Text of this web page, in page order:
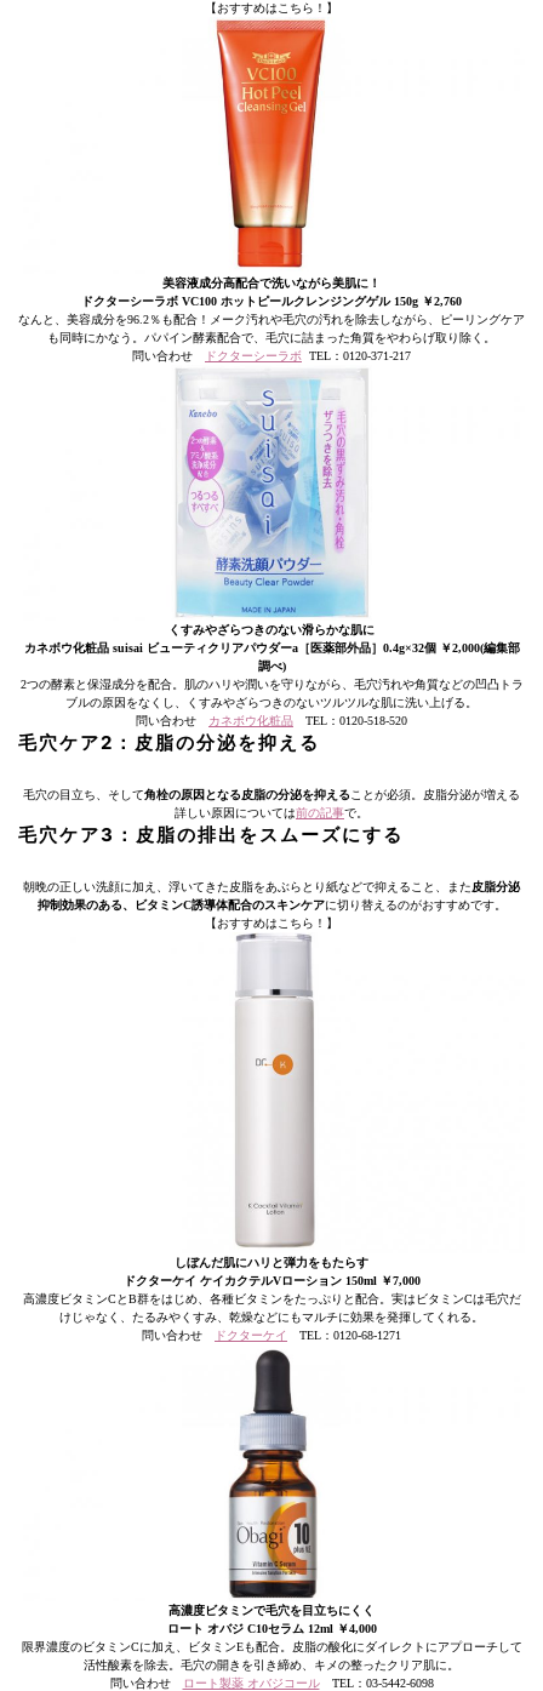
【おすすめはこちら！】
美容液成分高配合で洗いながら美肌に！
ドクターシーラボ VC100 ホットピールクレンジングゲル 150g ￥2,760
なんと、美容成分を96.2％も配合！メーク汚れや毛穴の汚れを除去しながら、ピーリングケア
も同時にかなう。パパイン酵素配合で、毛穴に詰まった角質をやわらげ取り除く。
問い合わせ
ドクターシーラボ TEL：0120-371-217
くすみやざらつきのない滑らかな肌に
カネボウ化粧品 suisai ビューティクリアパウダーa［医薬部外品］0.4g×32個 ￥2,000(編集部
調べ)
2つの酵素と保湿成分を配合。肌のハリや潤いを守りながら、毛穴汚れや角質などの凹凸トラ
ブルの原因をなくし、くすみやざらつきのないツルツルな肌に洗い上げる。
問い合わせ カネボウ化粧品 TEL：0120-518-520
毛穴ケア2：皮脂の分泌を抑える
毛穴の目立ち、そして角栓の原因となる皮脂の分泌を抑えることが必須。皮脂分泌が増える
詳しい原因については前の記事で。
毛穴ケア3：皮脂の排出をスムーズにする
朝晩の正しい洗顔に加え、浮いてきた皮脂をあぶらとり紙などで抑えること、また皮脂分泌
抑制効果のある、ビタミンC誘導体配合のスキンケアに切り替えるのがおすすめです。
【おすすめはこちら！】
しぼんだ肌にハリと弾力をもたらす
ドクターケイ ケイカクテルVローション 150ml ￥7,000
高濃度ビタミンCとB群をはじめ、各種ビタミンをたっぷりと配合。実はビタミンCは毛穴だ
けじゃなく、たるみやくすみ、乾燥などにもマルチに効果を発揮してくれる。
問い合わせ
ドクターケイ TEL：0120-68-1271
高濃度ビタミンで毛穴を目立ちにくく
ロート オバジ C10セラム 12ml ￥4,000
限界濃度のビタミンCに加え、ビタミンEも配合。皮脂の酸化にダイレクトにアプローチして
活性酸素を除去。毛穴の開きを引き締め、キメの整ったクリア肌に。
問い合わせ
ロート製薬 オバジコールTEL：03-5442-6098